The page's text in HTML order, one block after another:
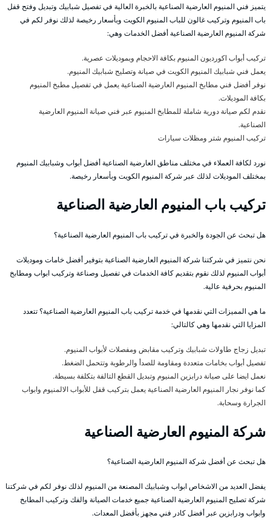
يتميز فني المنيوم العارضية الصناعية بالخبرة العالية في تفصيل شبابيك وتبديل وفتح قفل
باب المنيوم وتركيب غالون للباب المنيوم الكويت وبأسعار رخيصة لذلك نوفر لكم في
شركة المنيوم العارضية الصناعية أفضل الخدمات وهي:
تركيب أبواب اكورديون المنيوم بكافة الاحجام وبموديلات عصرية.
يعمل فني شبابيك المنيوم الكويت في صيانة وتصليح شبابيك المنيوم.
نوفر أفضل فني مطابخ المنيوم العارضية الصناعية يعمل في تفصيل مطبخ المنيوم
بكافة الموديلات.
نقدم لكم صيانة دورية شاملة للمطابخ المنيوم عبر فني صيانة المنيوم العارضية
الصناعية.
تركيب المنيوم شتر ومظلات سيارات
نورد لكافة العملاء في مختلف مناطق العارضية الصناعية أفضل أبواب وشبابيك المنيوم
بمختلف الموديلات لذلك عبر شركة المنيوم الكويت وبأسعار رخيصة.
تركيب باب المنيوم العارضية الصناعية
هل تبحث عن الجودة والخبرة في تركيب باب المنيوم العارضية الصناعية؟
نحن نتميز في شركتنا شركة المنيوم العارضية الصناعية بتوفير أفضل خامات وموديلات
أبواب المنيوم لذلك نقوم بتقديم كافة الخدمات في تفصيل وصناعة وتركيب ابواب ومطابخ
المنيوم بحرفية عالية.
ما هي المميزات التي نقدمها في خدمة تركيب باب المنيوم العارضية الصناعية؟ تتعدد
المزايا التي نقدمها وهي كالتالي:
تبديل زجاج طاولات شبابيك وتركيب مقابض ومفصلات لأبواب المنيوم.
تفصيل أبواب بخامات متعددة ومقاومة للصدأ والرطوبة وتتحمل الضغط.
نعمل ايضا على صيانة درابزين المنيوم وتبديل القطع التالفة بتكلفة بسيطة.
كما نوفر نجار المنيوم العارضية الصناعية يعمل بتركيب قفل للأبواب الالمنيوم وابواب
الجرارة وسحابة.
شركة المنيوم العارضية الصناعية
هل تبحث عن أفضل شركة المنيوم العارضية الصناعية؟
يفضل العديد من الاشخاص ابواب وشبابيك المصنعة من المنيوم لذلك نوفر لكم في شركتنا
شركة تصليح المنيوم العارضية الصناعية جميع خدمات الصيانة والفك وتركيب المطابخ
وابواب ودرابزين عبر أفضل كادر فني مجهز بأفضل المعدات.